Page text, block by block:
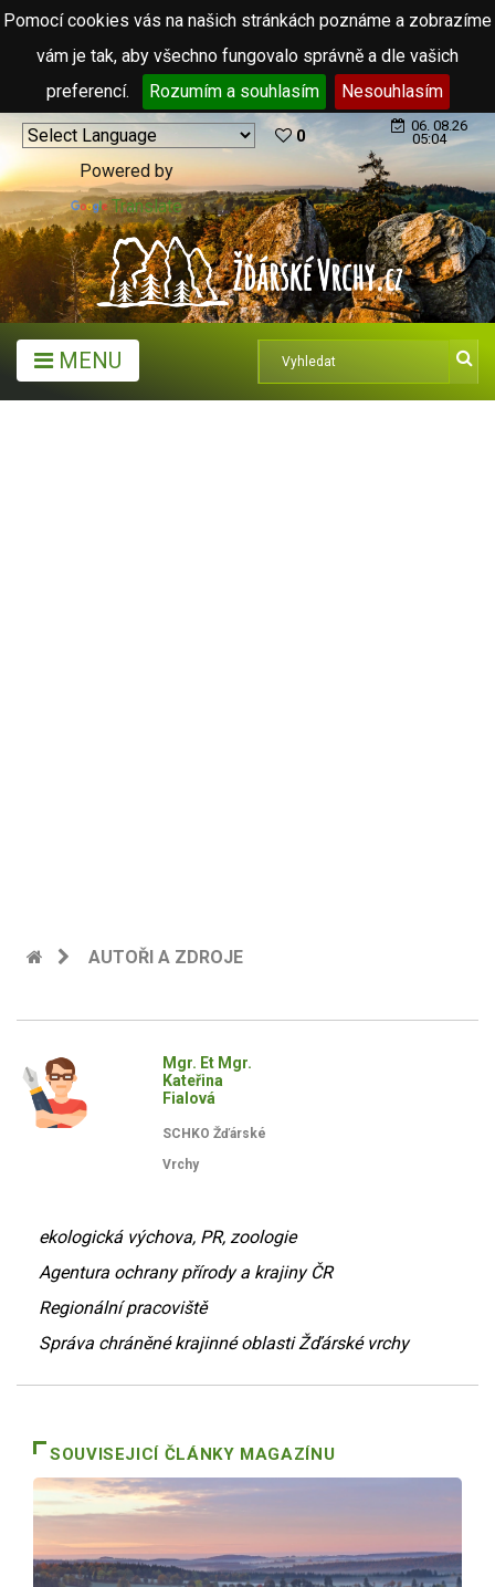
Pomocí cookies vás na našich stránkách poznáme a zobrazíme
vám je tak, aby všechno fungovalo správně a dle vašich
preferencí.
Rozumím a souhlasím Nesouhlasím
Powered by
Translate
0
06. 08.26
05:04
MENU
AUTOŘI A ZDROJE
Mgr. Et Mgr.
Kateřina
Fialová
SCHKO Žďárské
Vrchy
ekologická výchova, PR, zoologie
Agentura ochrany přírody a krajiny ČR
Regionální pracoviště
Správa chráněné krajinné oblasti Žďárské vrchy
SOUVISEJICÍ ČLÁNKY MAGAZÍNU